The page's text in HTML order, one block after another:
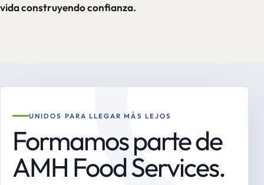
vida construyendo confianza.
UNIDOS PARA LLEGAR MÁS LEJOS
Formamos parte de
AMH Food Services.